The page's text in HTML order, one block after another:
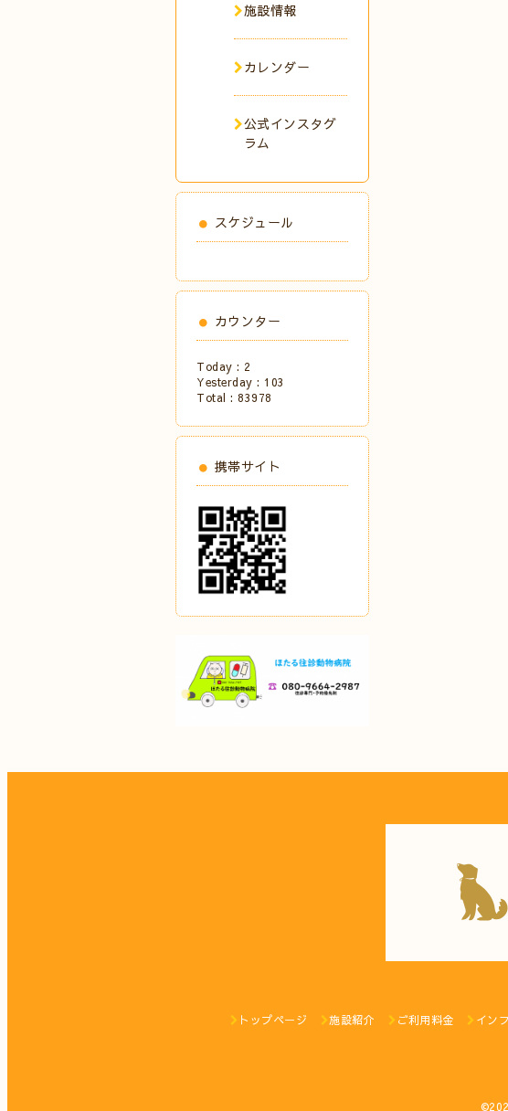
施設情報
カレンダー
公式インスタグ
ラム
スケジュール
カウンター
Today : 2
Yesterday : 103
Total : 83978
携帯サイト
トップページ 施設紹介 ご利用料金 イン